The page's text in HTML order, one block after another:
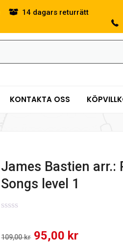
14 dagars returrätt
KONTAKTA OSS
James Bastien arr.:
Songs level 1
of
109,00kr Det
95,00 krDet